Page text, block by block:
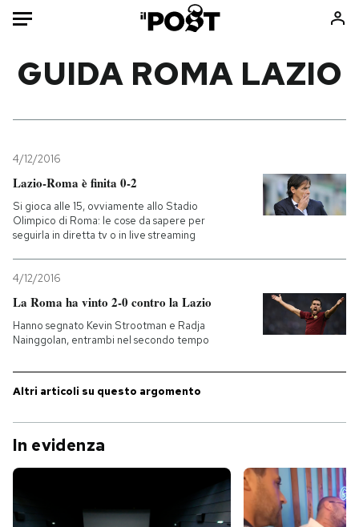
Mondo
Politica
Tecnologia
Internet
Cultura
Economia
Sport
Consumismi
Altrecose
Mondiali calcio 2026
PODCAST
NEWSLETTER
GUIDA ROMA LAZIO
4/12/2016
Lazio-Roma è finita 0-2
Si gioca alle 15, ovviamente allo Stadio
Olimpico di Roma: le cose da sapere per
seguirla in diretta tv o in live streaming
4/12/2016
La Roma ha vinto 2-0 contro la Lazio
Hanno segnato Kevin Strootman e Radja
Nainggolan, entrambi nel secondo tempo
Altri articoli su questo argomento
In evidenza